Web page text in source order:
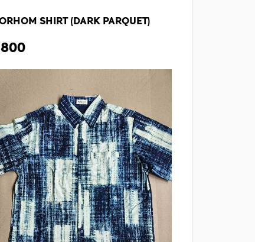
SHIRT (DARK PARQUET)